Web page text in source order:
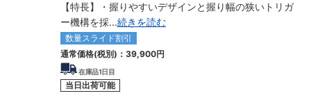
【特長】・握りやすいデザインと握り幅の狭いトリガ
ー機構を採...続きを読む
数量スライド割引
通常価格(税別)： 39,900円
在庫品1日目
当日出荷可能